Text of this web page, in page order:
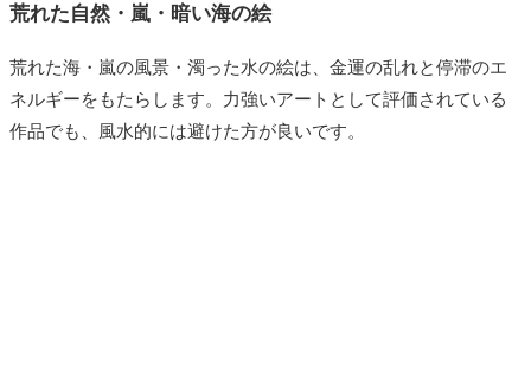
荒れた自然・嵐・暗い海の絵
荒れた海・嵐の風景・濁った水の絵は、金運の乱れと停滞のエ
ネルギーをもたらします。力強いアートとして評価されている
作品でも、風水的には避けた方が良いです。